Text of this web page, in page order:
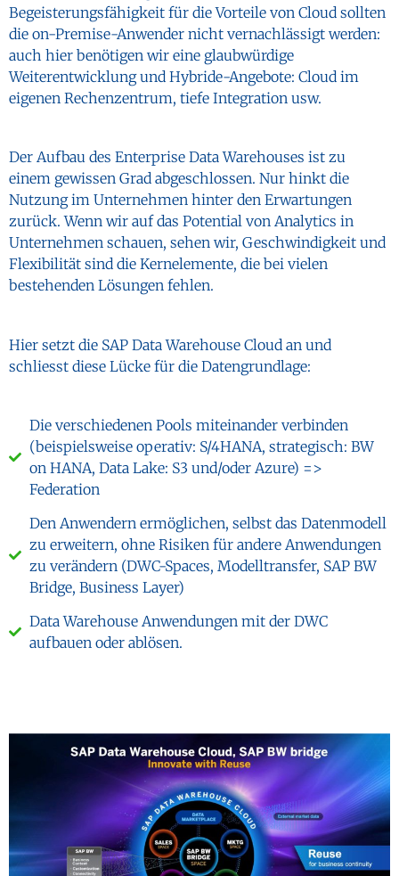
Begeisterungsfähigkeit für die Vorteile von Cloud sollten
die on-Premise-Anwender nicht vernachlässigt werden:
auch hier benötigen wir eine glaubwürdige
Weiterentwicklung und Hybride-Angebote: Cloud im
eigenen Rechenzentrum, tiefe Integration usw.
Der Aufbau des Enterprise Data Warehouses ist zu
einem gewissen Grad abgeschlossen. Nur hinkt die
Nutzung im Unternehmen hinter den Erwartungen
zurück. Wenn wir auf das Potential von Analytics in
Unternehmen schauen, sehen wir, Geschwindigkeit und
Flexibilität sind die Kernelemente, die bei vielen
bestehenden Lösungen fehlen.
Hier setzt die SAP Data Warehouse Cloud an und
schliesst diese Lücke für die Datengrundlage:
Die verschiedenen Pools miteinander verbinden
(beispielsweise operativ: S/4HANA, strategisch: BW
on HANA, Data Lake: S3 und/oder Azure) =>
Federation
Den Anwendern ermöglichen, selbst das Datenmodell
zu erweitern, ohne Risiken für andere Anwendungen
zu verändern (DWC-Spaces, Modelltransfer, SAP BW
Bridge, Business Layer)
Data Warehouse Anwendungen mit der DWC
aufbauen oder ablösen.